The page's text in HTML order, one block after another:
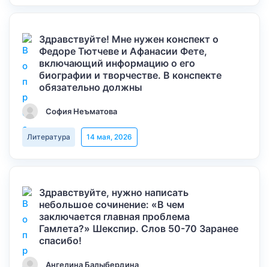
Здравствуйте! Мне нужен конспект о
Федоре Тютчеве и Афанасии Фете,
включающий информацию о его
биографии и творчестве. В конспекте
обязательно должны
София Неъматова
Литература 14 мая, 2026
Здравствуйте, нужно написать
небольшое сочинение: «В чем
заключается главная проблема
Гамлета?» Шекспир. Слов 50-70 Заранее
спасибо!
Ангелина Балыбердина